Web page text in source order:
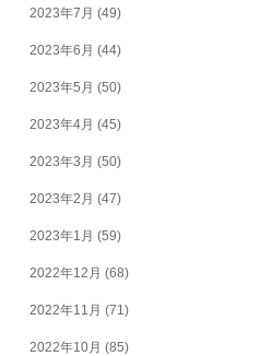
2023年7月 (49)
2023年6月 (44)
2023年5月 (50)
2023年4月 (45)
2023年3月 (50)
2023年2月 (47)
2023年1月 (59)
2022年12月 (68)
2022年11月 (71)
2022年10月 (85)